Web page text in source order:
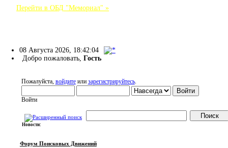
Перейти в ОБД "Мемориал" »
08 Августа 2026, 18:42:04
Добро пожаловать,Гость
Пожалуйста, войдитеили зарегистрируйтесь.
Войти
Новости:
Форум Поисковых Движений